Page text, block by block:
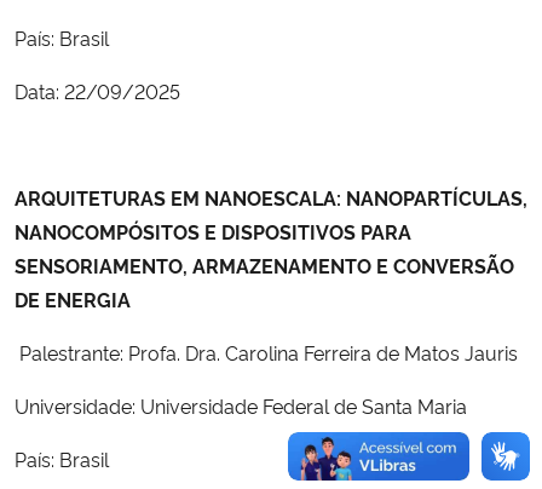
País: Brasil
Data: 22/09/2025
ARQUITETURAS EM NANOESCALA: NANOPARTÍCULAS,
NANOCOMPÓSITOS E DISPOSITIVOS PARA
SENSORIAMENTO, ARMAZENAMENTO E CONVERSÃO
DE ENERGIA
Palestrante: Profa. Dra. Carolina Ferreira de Matos Jauris
Universidade: Universidade Federal de Santa Maria
País: Brasil